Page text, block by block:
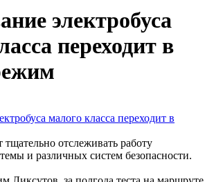
электробуса
переходит в
отслеживать работу
и различных систем безопасности.